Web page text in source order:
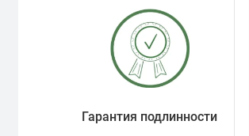
Гарантия подлинности